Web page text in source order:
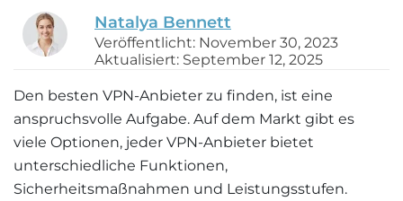
Natalya Bennett
Veröffentlicht: November 30, 2023
Aktualisiert: September 12, 2025
Den besten VPN-Anbieter zu finden, ist eine
anspruchsvolle Aufgabe. Auf dem Markt gibt es
viele Optionen, jeder VPN-Anbieter bietet
unterschiedliche Funktionen,
Sicherheitsmaßnahmen und Leistungsstufen.